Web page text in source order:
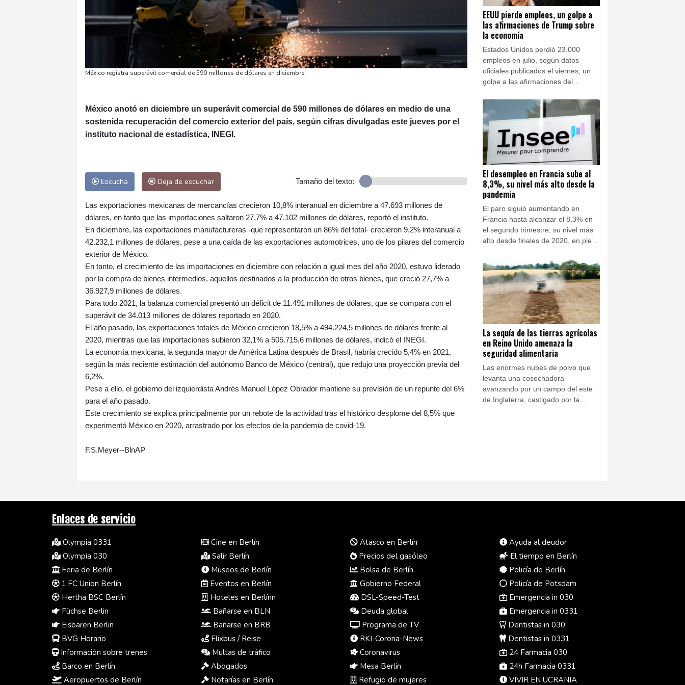
México registra superávit comercial de 590 millones de dólares en diciembre
México anotó en diciembre un superávit comercial de 590 millones de dólares en medio de una
sostenida recuperación del comercio exterior del país, según cifras divulgadas este jueves por el
instituto nacional de estadística, INEGI.
Escucha Deja de escuchar Tamaño del texto:
Las exportaciones mexicanas de mercancías crecieron 10,8% interanual en diciembre a 47.693 millones de
dólares, en tanto que las importaciones saltaron 27,7% a 47.102 millones de dólares, reportó el instituto.
En diciembre, las exportaciones manufactureras -que representaron un 86% del total- crecieron 9,2% interanual a
42.232,1 millones de dólares, pese a una caída de las exportaciones automotrices, uno de los pilares del comercio
exterior de México.
En tanto, el crecimiento de las importaciones en diciembre con relación a igual mes del año 2020, estuvo liderado
por la compra de bienes intermedios, aquellos destinados a la producción de otros bienes, que creció 27,7% a
36.927,9 millones de dólares.
Para todo 2021, la balanza comercial presentó un déficit de 11.491 millones de dólares, que se compara con el
superávit de 34.013 millones de dólares reportado en 2020.
El año pasado, las exportaciones totales de México crecieron 18,5% a 494.224,5 millones de dólares frente al
2020, mientras que las importaciones subieron 32,1% a 505.715,6 millones de dólares, indicó el INEGI.
La economía mexicana, la segunda mayor de América Latina después de Brasil, habría crecido 5,4% en 2021,
según la más reciente estimación del autónomo Banco de México (central), que redujo una proyección previa del
6,2%.
Pese a ello, el gobierno del izquierdista Andrés Manuel López Obrador mantiene su previsión de un repunte del 6%
para el año pasado.
Este crecimiento se explica principalmente por un rebote de la actividad tras el histórico desplome del 8,5% que
experimentó México en 2020, arrastrado por los efectos de la pandemia de covid-19.
F.S.Meyer--BlnAP
EEUU pierde empleos, un golpe a
las afirmaciones de Trump sobre
la economía
Estados Unidos perdió 23.000
empleos en julio, según datos
oficiales publicados el viernes, un
golpe a las afirmaciones del
asegura liderar una recuperación
económica, justo cuando su Partido
Republicano se prepara para unas
cruciales elecciones de mitad de
mandato.
El desempleo en Francia sube al
8,3%, su nivel más alto desde la
pandemia
El paro siguió aumentando en
Francia hasta alcanzar el 8,3% en
el segundo trimestre, su nivel más
alto desde finales de 2020, en plena
La sequía de las tierras agrícolas
en Reino Unido amenaza la
seguridad alimentaria
Las enormes nubes de polvo que
levanta una cosechadora
avanzando por un campo del este
de Inglaterra, castigado por la
Enlaces de servicio
Olympia 0331
Olympia 030
Feria de Berlín
1.FC Union Berlín
Hertha BSC Berlín
Füchse Berlin
Eisbären Berlin
BVG Horario
Información sobre trenes
Barco en Berlín
Aeropuertos de Berlín
Cine en Berlín
Salir Berlín
Museos de Berlín
Eventos en Berlín
Hoteles en Berlínn
Bañarse en BLN
Bañarse en BRB
Flixbus / Reise
Multas de tráfico
Abogados
Notarías en Berlín
Atasco en Berlín
Precios del gasóleo
Bolsa de Berlín
Gobierno Federal
DSL-Speed-Test
Deuda global
Programa de TV
RKI-Corona-News
Coronavirus
Mesa Berlín
Refugio de mujeres
Ayuda al deudor
El tiempo en Berlín
Policía de Berlín
Policía de Potsdam
Emergencia in 030
Emergencia in 0331
Dentistas in 030
Dentistas in 0331
24 Farmacia 030
24h Farmacia 0331
VIVIR EN UCRANIA